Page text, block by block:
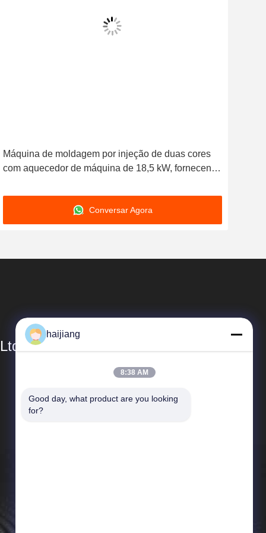
Máquina de moldagem por injeção de duas cores
com aquecedor de máquina de 18,5 kW, fornecendo
consistente
Conversar Agora
Links Rápidos
Perfil da empresa
haijiang
8:38 AM
Good day, what product are you looking
for?